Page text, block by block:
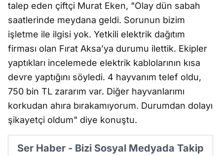
talep eden çiftçi Murat Eken, "Olay dün sabah
saatlerinde meydana geldi. Sorunun bizim
işletme ile ilgisi yok. Yetkili elektrik dağıtım
firması olan Fırat Aksa’ya durumu ilettik. Ekipler
yaptıkları incelemede elektrik kablolarının kısa
devre yaptığını söyledi. 4 hayvanım telef oldu,
750 bin TL zararım var. Diğer hayvanlarımı
korkudan ahıra bırakamıyorum. Durumdan dolayı
şikayetçi oldum" diye konuştu.
Ser Haber - Bizi Sosyal Medyada Takip